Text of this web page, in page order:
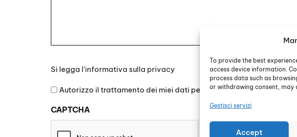
To provide the best
access device information.
process data such as
or withdrawing consent, may
Gestisci servizi
Accept
legga
l'informativa
privacy
Si legga l'informativa sulla privacy
Autorizzo il trattamento dei miei dati personali
CAPTCHA